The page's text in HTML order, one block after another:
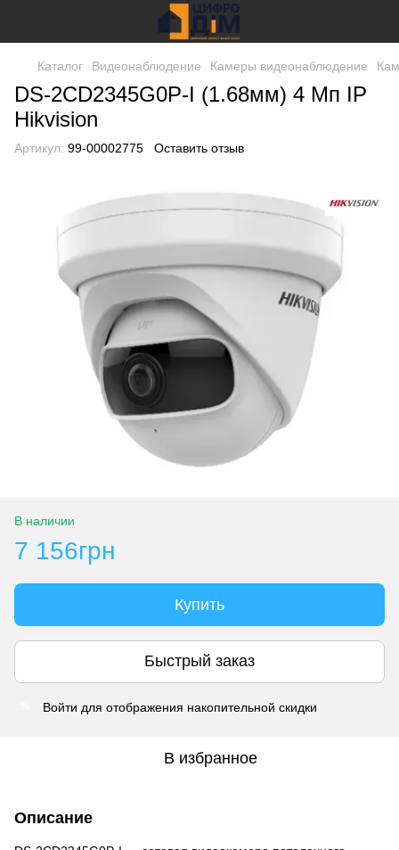
Каталог Видеонаблюдение Камеры видеонаблюдение
DS-2CD2345G0P-I (1.68мм) 4 Мп IP
Hikvision
Артикул: 99-00002775 Оставить отзыв
В наличии
7 156грн
Купить
Быстрый заказ
Войти для отображения накопительной скидки
В избранное
Описание